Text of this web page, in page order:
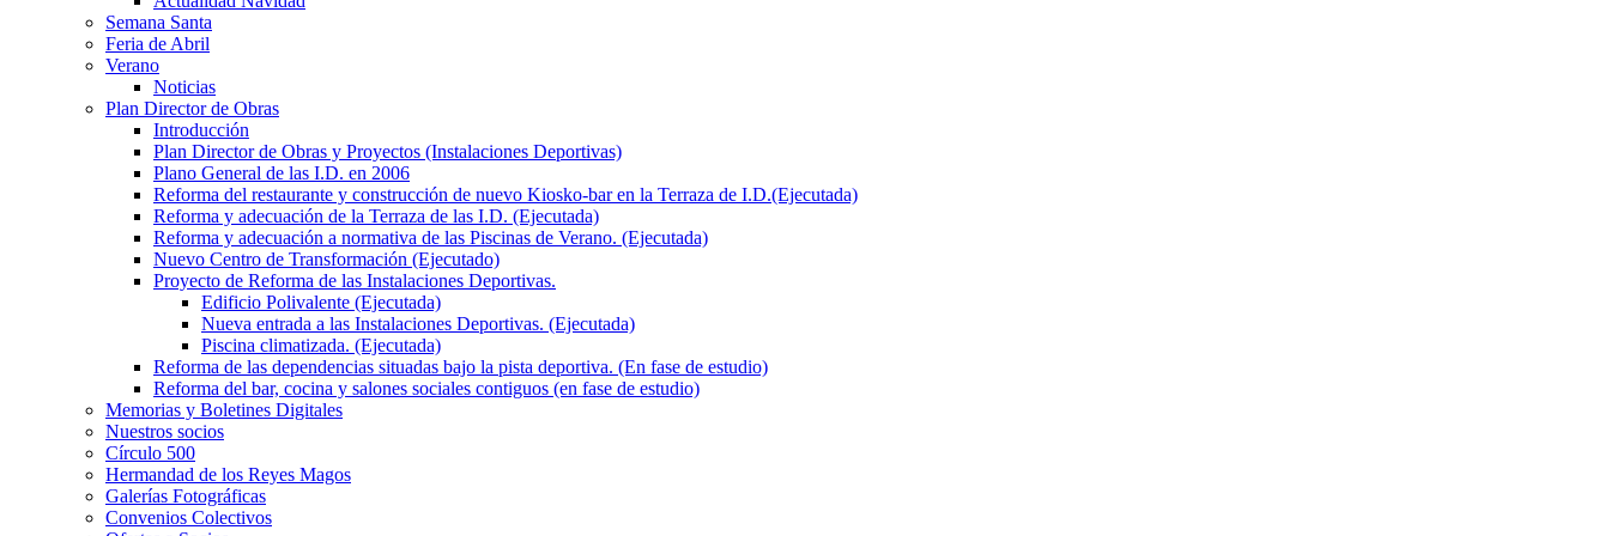
Semana Santa
Feria de Abril
Verano
Noticias
Plan Director de Obras
Introducción
Plan Director de Obras y Proyectos (Instalaciones Deportivas)
Plano General de las I.D. en 2006
Reforma del restaurante y construcción de nuevo Kiosko-bar en la Terraza de I.D.(Ejecutada)
Reforma y adecuación de la Terraza de las I.D. (Ejecutada)
Reforma y adecuación a normativa de las Piscinas de Verano. (Ejecutada)
Nuevo Centro de Transformación (Ejecutado)
Proyecto de Reforma de las Instalaciones Deportivas.
Edificio Polivalente (Ejecutada)
Nueva entrada a las Instalaciones Deportivas. (Ejecutada)
Piscina climatizada. (Ejecutada)
Reforma de las dependencias situadas bajo la pista deportiva. (En fase de estudio)
Reforma del bar, cocina y salones sociales contiguos (en fase de estudio)
Memorias y Boletines Digitales
Nuestros socios
Círculo 500
Hermandad de los Reyes Magos
Galerías Fotográficas
Convenios Colectivos